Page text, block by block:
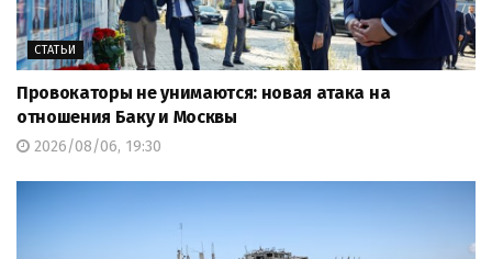
СТАТЬИ
Провокаторы не унимаются: новая атака на
отношения Баку и Москвы
2026/08/06, 19:30